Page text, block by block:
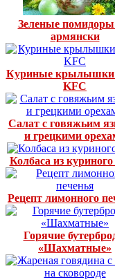
Зеленые
армянски
Куриные крылышки
KFC
Салат с говяжьим
и грецкими
Колбаса из
Рецепт лимонного
Горячие
«Шахматные»